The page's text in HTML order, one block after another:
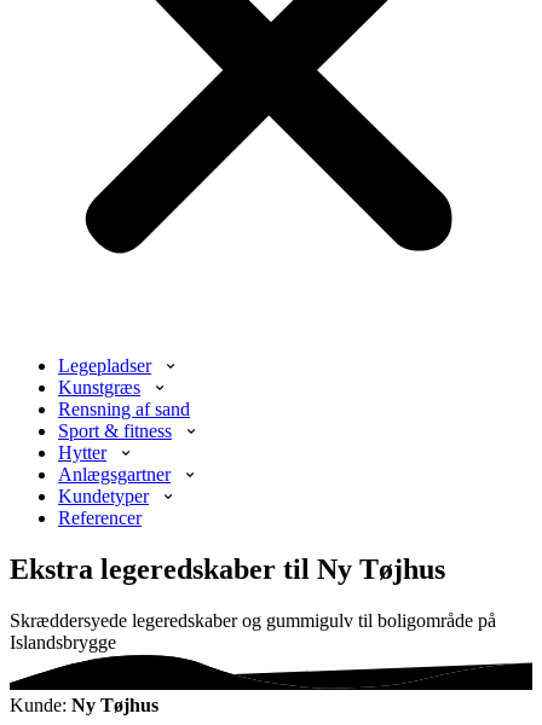
Legepladser
Kunstgræs
Rensning af sand
Sport & fitness
Hytter
Anlægsgartner
Kundetyper
Referencer
Ekstra legeredskaber til Ny Tøjhus
Skræddersyede legeredskaber og gummigulv til boligområde på
Islandsbrygge
Kunde: Ny Tøjhus